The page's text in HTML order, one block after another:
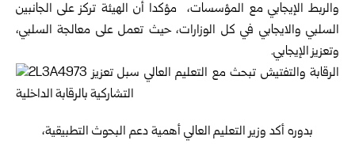
والربط الإيجابي مع المؤسسات، مؤكدا أن الهيئة تركز على الجانبين
السلبي والايجابي في كل الوزارات، حيث تعمل على معالجة السلبي،
وتعزيز الإيجابي.
بدوره أكد وزير التعليم العالي أهمية دعم البحوث التطبيقية،